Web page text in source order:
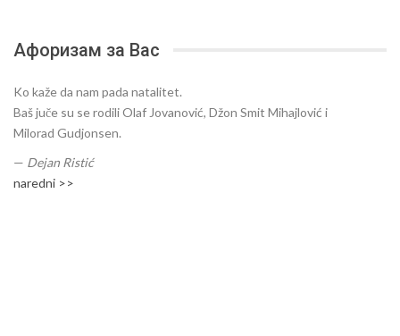
Афоризам за Вас
Ko kaže da nam pada natalitet.
Baš juče su se rodili Olaf Jovanović, Džon Smit Mihajlović i
Milorad Gudjonsen.
— Dejan Ristić
naredni >>